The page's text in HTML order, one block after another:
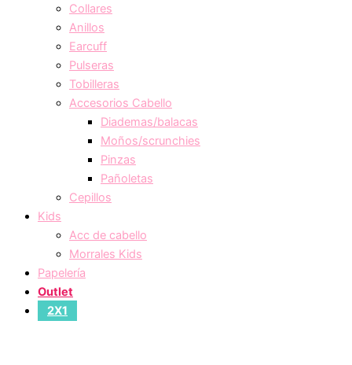
Collares
Anillos
Earcuff
Pulseras
Tobilleras
Accesorios Cabello
Diademas/balacas
Moños/scrunchies
Pinzas
Pañoletas
Cepillos
Kids
Acc de cabello
Morrales Kids
Papelería
Outlet
2X1